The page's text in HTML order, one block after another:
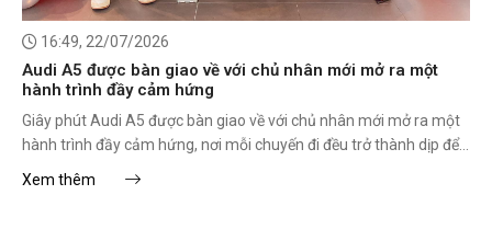
16:49, 22/07/2026
Audi A5 được bàn giao về với chủ nhân mới mở ra một
hành trình đầy cảm hứng
Giây phút Audi A5 được bàn giao về với chủ nhân mới mở ra một
hành trình đầy cảm hứng, nơi mỗi chuyến đi đều trở thành dịp để
Xem thêm